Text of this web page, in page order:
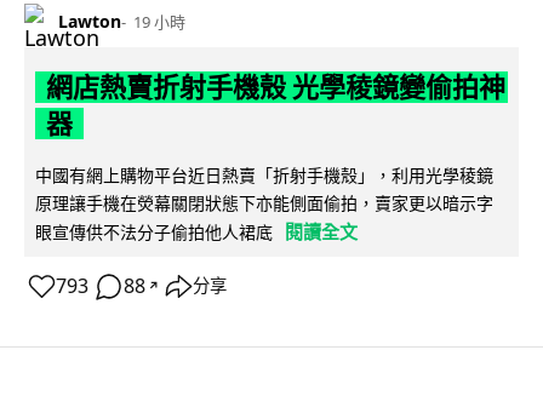
Lawton 19 小時
網店熱賣折射手機殼 光學稜鏡變偷拍神
器
中國有網上購物平台近日熱賣「折射手機殼」，利用光學稜鏡
原理讓手機在熒幕關閉狀態下亦能側面偷拍，賣家更以暗示字
眼宣傳供不法分子偷拍他人裙底
閱讀全文
793 88 ↗ 分享